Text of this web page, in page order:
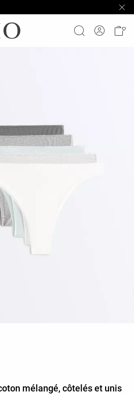
mélangé, côtelés et unis